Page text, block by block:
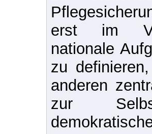
Ich schlage
zu
erst im
nationale
zu
anderen